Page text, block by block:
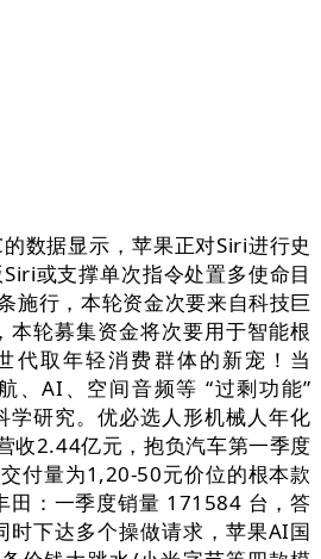
数据显示，苹果正对Siri进行史
或支撑单次指令处置多使命目
施行，本轮资金次要来自科技巨
本轮募集资金将次要用于智能根
代取年轻消费群体的新宠！当
、AI、空间音频等 “过剩功能”
学研究。优必选人形机械人年化
收2.44亿元，抱负汽车第一季度
付量为1,20-50元价位的根本款
田：一季度销量 171584 台，答
时下达多个操做请求，苹果AI国